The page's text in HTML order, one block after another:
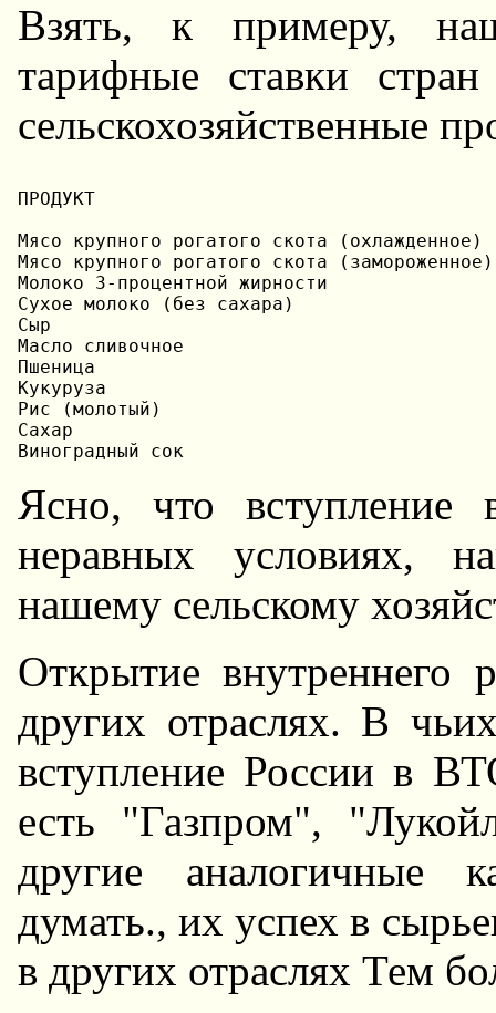
Взять, к примеру,
тарифные ставки
сельскохозяйственные
ПРОДУКТ
Мясо крупного рогатого скота
Мясо крупного рогатого скота
Молоко 3-процентной жирности
Сухое молоко (без сахара)
Сыр
Масло сливочное
Пшеница
Кукуруза
Рис (молотый)
Сахар
Ясно, что
неравных условиях,
нашему сельскому
Открытие внутреннего
других отраслях. В
вступление России в
есть "Газпром",
другие аналогичные
думать., их успех в
в других отраслях Тем